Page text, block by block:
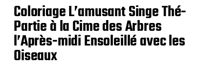
Coloriage L’amusant Singe Thé-
Partie à la Cime des Arbres
l’Après-midi Ensoleillé avec les
Oiseaux